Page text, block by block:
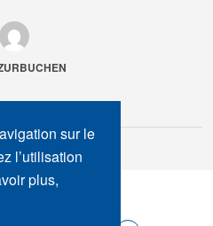
sur le
l’utilisation
plus,